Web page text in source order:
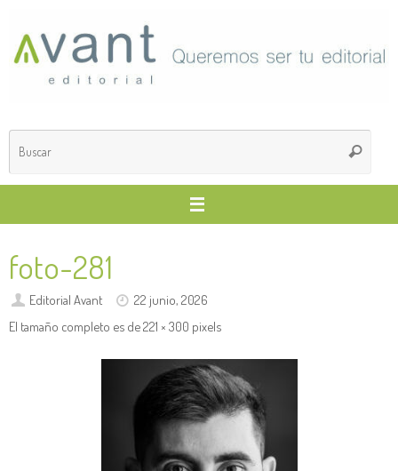
contenido
Buscar
foto-281
Editorial Avant
22 junio, 2026
El tamaño completo es de221 × 300 pixels